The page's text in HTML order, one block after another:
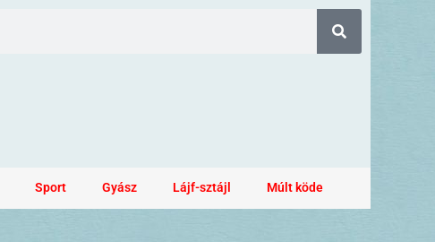
Sport Gyász Lájf-sztájl Múlt köde